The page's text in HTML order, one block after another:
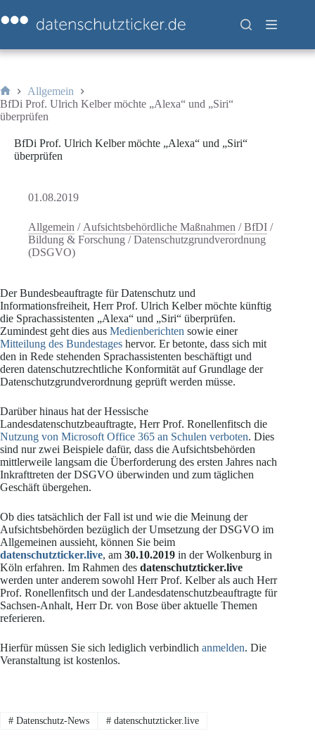
Inhalt
springen
Start
Allgemein
BfDi Prof. Ulrich Kelber möchte „Alexa“ und „Siri“
überprüfen
BfDi Prof. Ulrich Kelber möchte „Alexa“ und „Siri“
überprüfen
01.08.2019
Allgemein / Aufsichtsbehördliche Maßnahmen /BfDI /
Bildung & Forschung /Datenschutzgrundverordnung
(DSGVO)
Der Bundesbeauftragte für Datenschutz und
Informationsfreiheit, Herr Prof. Ulrich Kelber möchte künftig
die Sprachassistenten „Alexa“ und „Siri“ überprüfen.
Zumindest geht dies aus Medienberichten sowie einer
Mitteilung des Bundestages hervor. Er betonte, dass sich mit
den in Rede stehenden Sprachassistenten beschäftigt und
deren datenschutzrechtliche Konformität auf Grundlage der
Datenschutzgrundverordnung geprüft werden müsse.
Darüber hinaus hat der Hessische
Landesdatenschutzbeauftragte, Herr Prof. Ronellenfitsch die
Nutzung von Microsoft Office 365 an Schulen verboten. Dies
sind nur zwei Beispiele dafür, dass die Aufsichtsbehörden
mittlerweile langsam die Überforderung des ersten Jahres nach
Inkrafttreten der DSGVO überwinden und zum täglichen
Geschäft übergehen.
Ob dies tatsächlich der Fall ist und wie die Meinung der
Aufsichtsbehörden bezüglich der Umsetzung der DSGVO im
Allgemeinen aussieht, können Sie beim
datenschutzticker.live, am 30.10.2019 in der Wolkenburg in
Köln erfahren. Im Rahmen des datenschutzticker.live
werden unter anderem sowohl Herr Prof. Kelber als auch Herr
Prof. Ronellenfitsch und der Landesdatenschutzbeauftragte für
Sachsen-Anhalt, Herr Dr. von Bose über aktuelle Themen
referieren.
Hierfür müssen Sie sich lediglich verbindlich anmelden. Die
Veranstaltung ist kostenlos.
#Datenschutz-News #datenschutzticker.live